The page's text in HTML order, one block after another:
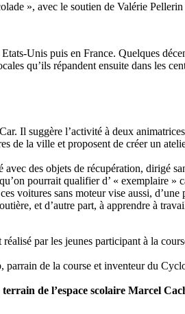
», avec le soutien de Valérie
Unis puis en France. Quelques
qu’ils répandent ensuite dans les
Il suggère l’activité à deux
de la ville et proposent de créer un
avec des objets de récupération, dirigé
pourrait qualifier d’ « exemplaire »
voitures sans moteur vise aussi,
et d’autre part, à apprendre à
par les jeunes participant à la
de la course et inventeur du
de l’espace scolaire Marcel